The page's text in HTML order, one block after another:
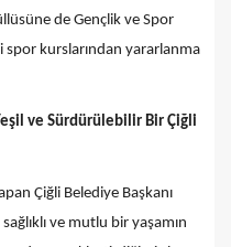
de Gençlik ve Spor
kurslarından yararlanma
ve Sürdürülebilir Bir Çiğli
Çiğli Belediye Başkanı
ve mutlu bir yaşamın